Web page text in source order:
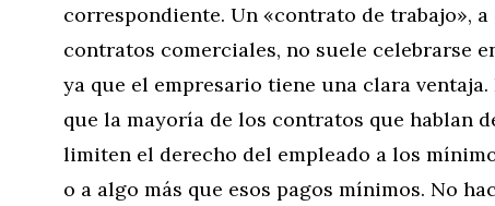
correspondiente. Un «contrato de trabajo»,
contratos comerciales, no suele celebrarse
ya que el empresario tiene una clara
que la mayoría de los contratos que hablan
limiten el derecho del empleado a los
o a algo más que esos pagos mínimos. No